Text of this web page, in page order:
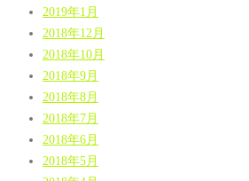
2019年1月
2018年12月
2018年10月
2018年9月
2018年8月
2018年7月
2018年6月
2018年5月